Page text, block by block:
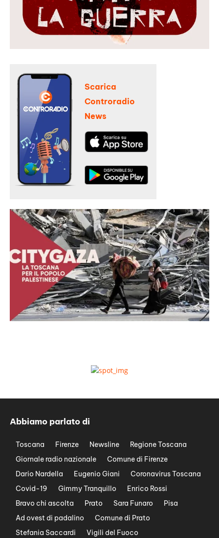
Scarica
Controradio
News
Abbiamo parlato di
Toscana Firenze Newsline
Regione Toscana
Giornale radio nazionale
Comune di Firenze
Dario Nardella
Eugenio Giani
Coronavirus Toscana
Covid-19
Gimmy Tranquillo
Enrico Rossi
Bravo chi ascolta
Prato Sara Funaro
Pisa
Ad ovest di padalino
Comune di Prato
Stefania Saccardi
Vigili del Fuoco